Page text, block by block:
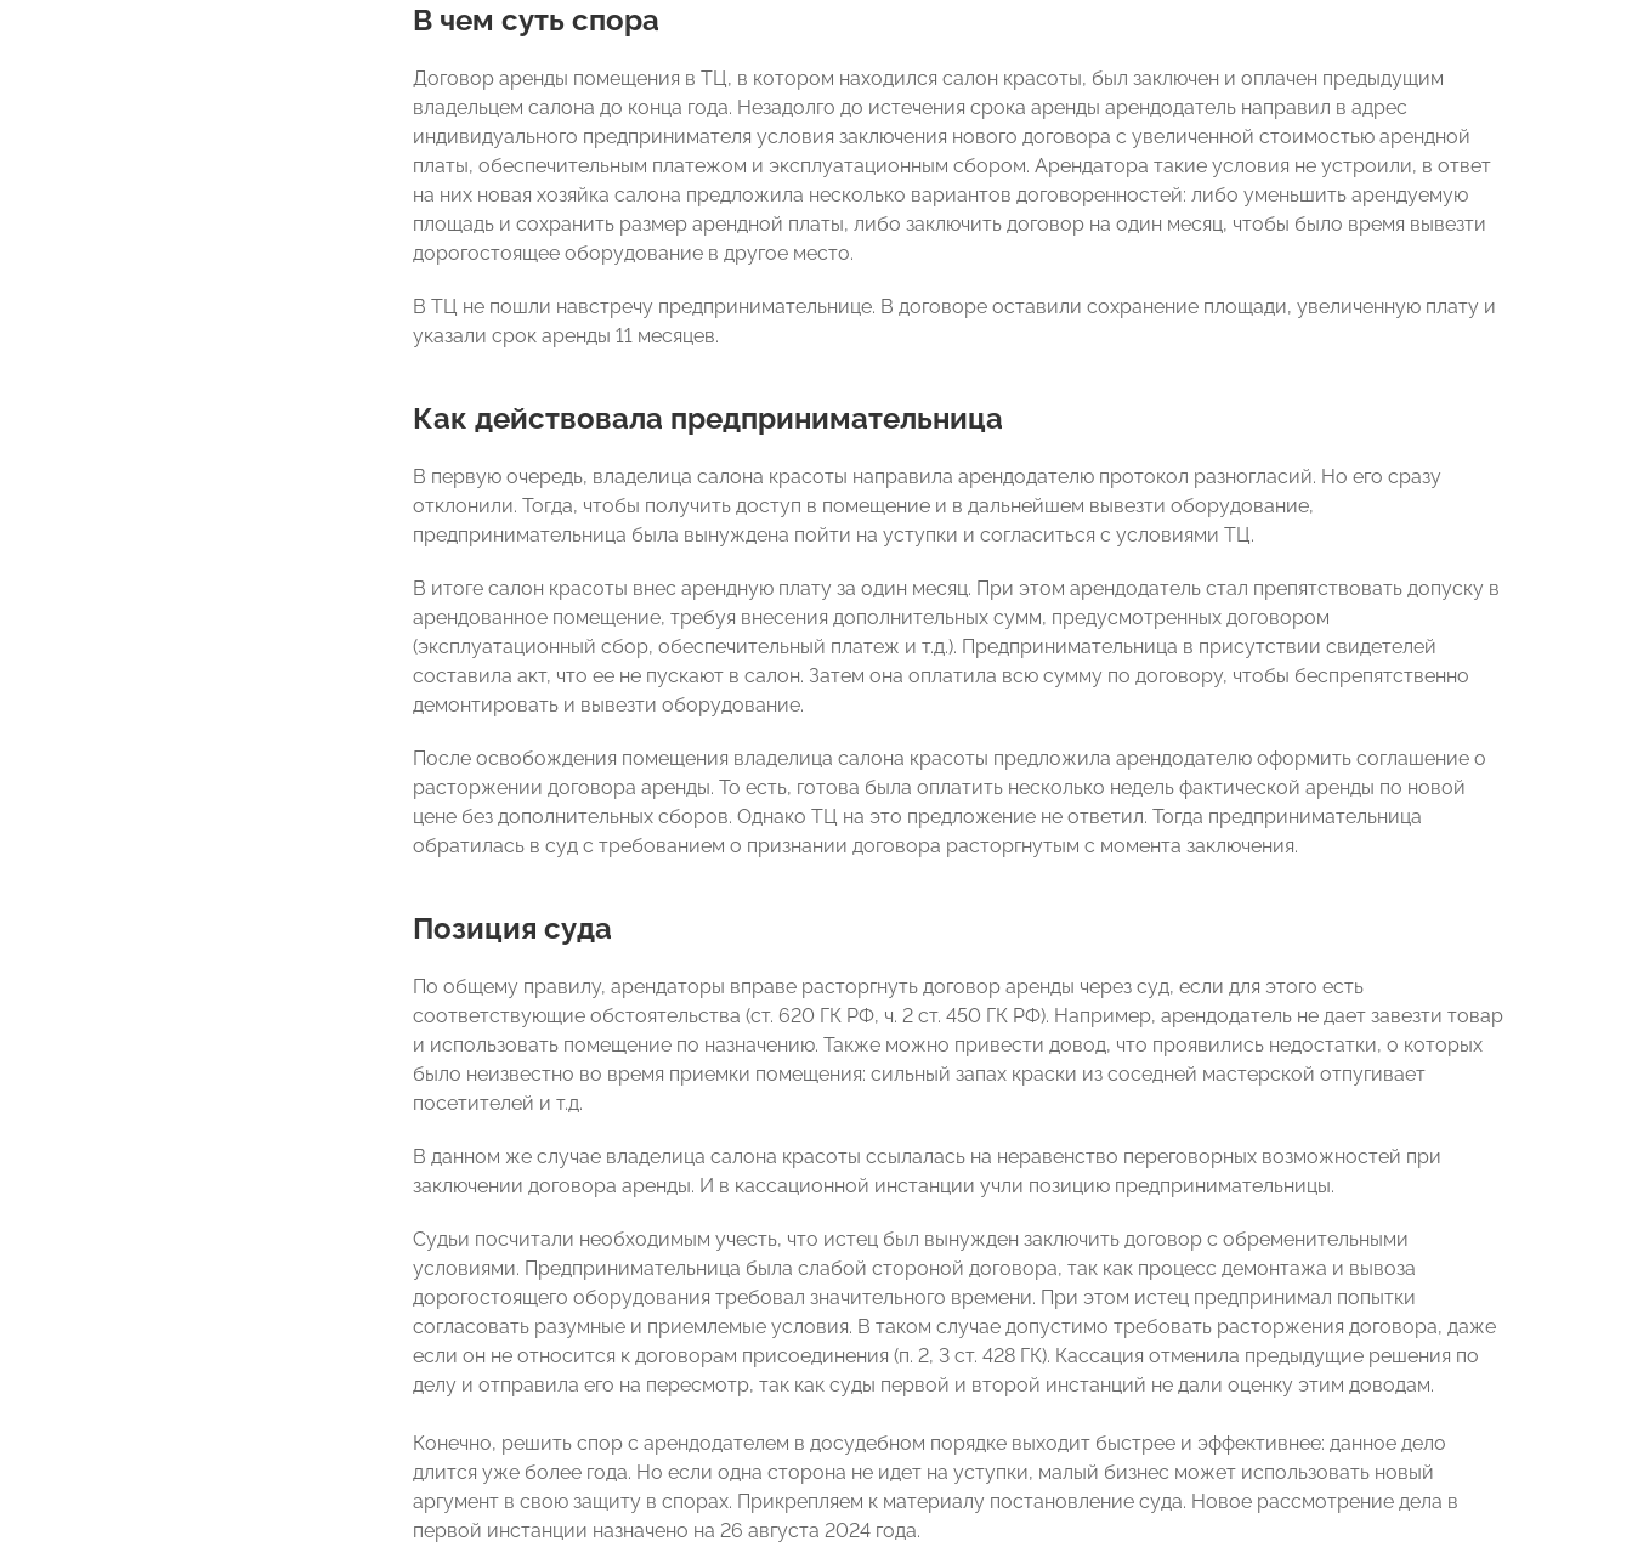
В чем суть спора
Договор аренды помещения в ТЦ, в котором находился салон красоты, был заключен и оплачен предыдущим
владельцем салона до конца года. Незадолго до истечения срока аренды арендодатель направил в адрес
индивидуального предпринимателя условия заключения нового договора с увеличенной стоимостью арендной
платы, обеспечительным платежом и эксплуатационным сбором. Арендатора такие условия не устроили, в ответ
на них новая хозяйка салона предложила несколько вариантов договоренностей: либо уменьшить арендуемую
площадь и сохранить размер арендной платы, либо заключить договор на один месяц, чтобы было время вывезти
дорогостоящее оборудование в другое место.
В ТЦ не пошли навстречу предпринимательнице. В договоре оставили сохранение площади, увеличенную плату и
указали срок аренды 11 месяцев.
Как действовала предпринимательница
В первую очередь, владелица салона красоты направила арендодателю протокол разногласий. Но его сразу
отклонили. Тогда, чтобы получить доступ в помещение и в дальнейшем вывезти оборудование,
предпринимательница была вынуждена пойти на уступки и согласиться с условиями ТЦ.
В итоге салон красоты внес арендную плату за один месяц. При этом арендодатель стал препятствовать допуску в
арендованное помещение, требуя внесения дополнительных сумм, предусмотренных договором
(эксплуатационный сбор, обеспечительный платеж и т.д.). Предпринимательница в присутствии свидетелей
составила акт, что ее не пускают в салон. Затем она оплатила всю сумму по договору, чтобы беспрепятственно
демонтировать и вывезти оборудование.
После освобождения помещения владелица салона красоты предложила арендодателю оформить соглашение о
расторжении договора аренды. То есть, готова была оплатить несколько недель фактической аренды по новой
цене без дополнительных сборов. Однако ТЦ на это предложение не ответил. Тогда предпринимательница
обратилась в суд с требованием о признании договора расторгнутым с момента заключения.
Позиция суда
По общему правилу, арендаторы вправе расторгнуть договор аренды через суд, если для этого есть
соответствующие обстоятельства (ст. 620 ГК РФ, ч. 2 ст. 450 ГК РФ). Например, арендодатель не дает завезти товар
и использовать помещение по назначению. Также можно привести довод, что проявились недостатки, о которых
было неизвестно во время приемки помещения: сильный запах краски из соседней мастерской отпугивает
посетителей и т.д.
В данном же случае владелица салона красоты ссылалась на неравенство переговорных возможностей при
заключении договора аренды. И в кассационной инстанции учли позицию предпринимательницы.
Судьи посчитали необходимым учесть, что истец был вынужден заключить договор с обременительными
условиями. Предпринимательница была слабой стороной договора, так как процесс демонтажа и вывоза
дорогостоящего оборудования требовал значительного времени. При этом истец предпринимал попытки
согласовать разумные и приемлемые условия. В таком случае допустимо требовать расторжения договора, даже
если он не относится к договорам присоединения (п. 2, 3 ст. 428 ГК). Кассация отменила предыдущие решения по
делу и отправила его на пересмотр, так как суды первой и второй инстанций не дали оценку этим доводам.
Конечно, решить спор с арендодателем в досудебном порядке выходит быстрее и эффективнее: данное дело
длится уже более года. Но если одна сторона не идет на уступки, малый бизнес может использовать новый
аргумент в свою защиту в спорах. Прикрепляем к материалу постановление суда. Новое рассмотрение дела в
первой инстанции назначено на 26 августа 2024 года.